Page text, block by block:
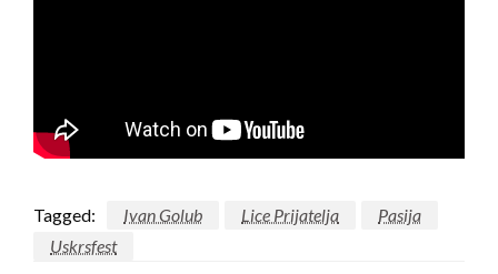
Tagged: Ivan Golub Lice Prijatelja
Pasija
Uskrsfest